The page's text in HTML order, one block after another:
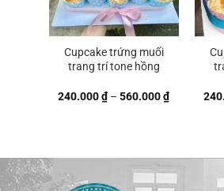
Cupcake trứng muối
trang trí tone hồng
240.000₫ – 560.000₫Khoảng
giá: